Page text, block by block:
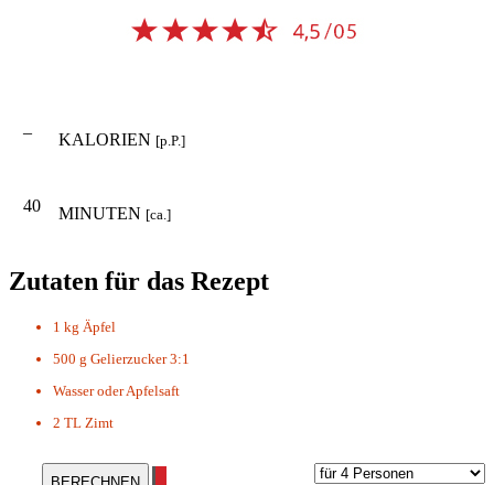
– KALORIEN [p.P.]
40 MINUTEN [ca.]
Zutaten für das Rezept
1 kg Äpfel
500 g Gelierzucker 3:1
Wasser oder Apfelsaft
2 TL Zimt